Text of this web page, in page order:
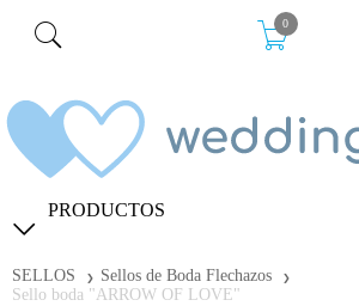
0
PRODUCTOS
SELLOS
Sellos de Boda Flechazos
Sello boda "ARROW OF LOVE"